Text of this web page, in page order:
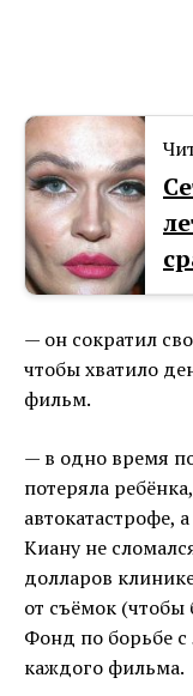
— он сократил
чтобы хватило
фильм.
— в одно время
потеряла
автокатастрофе,
Киану не
долларов
от съёмок (чтобы
Фонд по борьбе с
каждого фильма.